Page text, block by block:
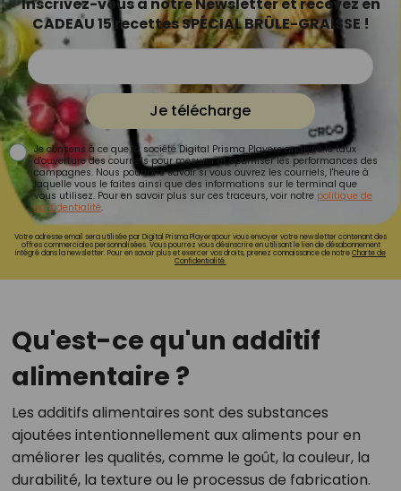
CADEAU 15 recettes SPÉCIAL BRÛLE-GRAISSE !
Je télécharge
Je consens à ce que la société Digital Prisma Players analyse le taux
d'ouverture des courriels pour mesurer et optimiser les performances des
campagnes. Nous pourrons savoir si vous ouvrez les courriels, l'heure à
laquelle vous le faites ainsi que des informations sur le terminal que
vous utilisez. Pour en savoir plus sur ces traceurs, voir notre politique de
confidentialité.
Votre adresse email sera utilisée par Digital Prisma Playerspour vous envoyer votre newsletter contenant des
offres commerciales personnalisées. Vous pourrez vous désinscrire en utilisant le lien de désabonnement
intégré dans la newsletter. Pour en savoir plus et exercer vos droits, prenez connaissance de notreCharte de
Confidentialité.
Qu'est-ce qu'un additif
alimentaire ?
Les additifs alimentaires sont des substances
ajoutées intentionnellement aux aliments pour en
améliorer les qualités, comme le goût, la couleur, la
durabilité, la texture ou le processus de fabrication.